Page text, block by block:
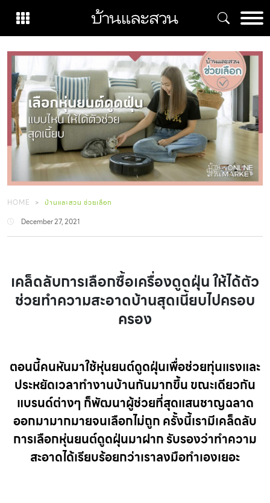
content
HOME
บ้านและสวน ช่วยเลือก
December 27, 2021
เคล็ดลับการเลือกซื้อเครื่องดูดฝุ่น ให้ได้ตัว
ช่วยทำความสะอาดบ้านสุดเนี้ยบไปครอบ
ครอง
ตอนนี้คนหันมาใช้หุ่นยนต์ดูดฝุ่นเพื่อช่วยทุ่นแรงและ
ประหยัดเวลาทำงานบ้านกันมากขึ้น ขณะเดียวกัน
แบรนด์ต่างๆ ก็พัฒนาผู้ช่วยที่สุดแสนชาญฉลาด
ออกมามากมายจนเลือกไม่ถูก ครั้งนี้เรามีเคล็ดลับ
การเลือกหุ่นยนต์ดูดฝุ่นมาฝาก รับรองว่าทำความ
สะอาดได้เรียบร้อยกว่าเราลงมือทำเองเยอะ